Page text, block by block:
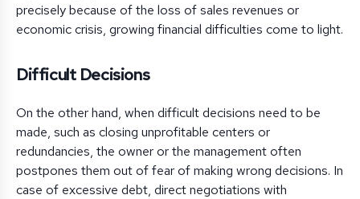
precisely because of the loss of sales revenues or
economic crisis, growing financial difficulties come to light.
Difficult Decisions
On the other hand, when difficult decisions need to be
made, such as closing unprofitable centers or
redundancies, the owner or the management often
postpones them out of fear of making wrong decisions. In
case of excessive debt, direct negotiations with